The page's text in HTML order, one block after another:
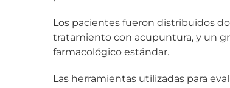
Los pacientes fueron distribuidos
tratamiento con acupuntura, y un
farmacológico estándar.
Las herramientas utilizadas para